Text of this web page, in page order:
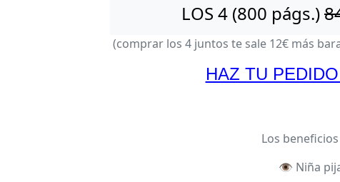
LOS 4 (800 págs.)
(comprar los 4 juntos te sale 12€ más
HAZ TU
Los
👁️ Niña